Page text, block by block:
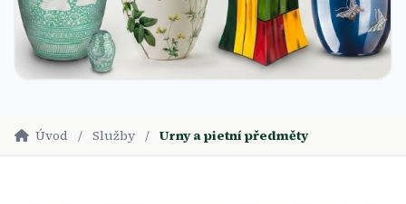
Úvod / Služby / Urny a pietní předměty